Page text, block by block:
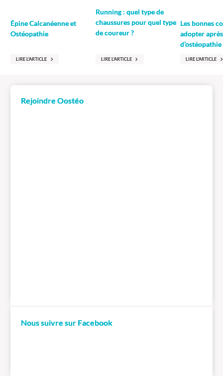
Épine Calcanéenne et
Ostéopathie
LIRE L'ARTICLE
Running : quel type de
chaussures pour quel type
de coureur ?
LIRE L'ARTICLE
Les bonnes
adopter
d’ostéopathie
LIRE L'ARTICLE
Rejoindre Oostéo
Nous suivre sur Facebook